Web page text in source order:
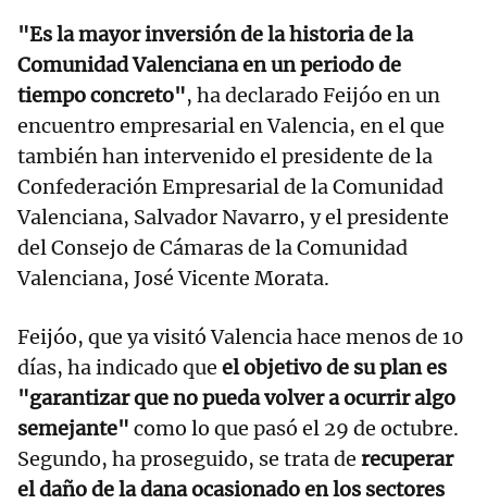
"Es la mayor inversión de la historia de la
Comunidad Valenciana en un periodo de
tiempo concreto", ha declarado Feijóo en un
encuentro empresarial en Valencia, en el que
también han intervenido el presidente de la
Confederación Empresarial de la Comunidad
Valenciana, Salvador Navarro, y el presidente
del Consejo de Cámaras de la Comunidad
Valenciana, José Vicente Morata.
Feijóo, que ya visitó Valencia hace menos de 10
días, ha indicado que el objetivo de su plan es
"garantizar que no pueda volver a ocurrir algo
semejante" como lo que pasó el 29 de octubre.
Segundo, ha proseguido, se trata de recuperar
el daño de la dana ocasionado en los sectores